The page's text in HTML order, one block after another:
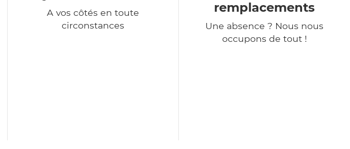
A vos côtés en toute
circonstances
remplacements
Une absence ? Nous nous
occupons de tout !